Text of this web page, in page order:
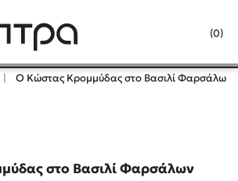
(0)
Κλείσιμο
Branković
Ο Κώστας Κρομμύδας στο Βασιλί Φαρσάλων
στο Βασιλί Φαρσάλων